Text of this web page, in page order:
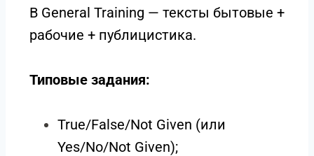
В General Training — тексты бытовые +
рабочие + публицистика.
Типовые задания:
True/False/Not Given (или
Yes/No/Not Given);